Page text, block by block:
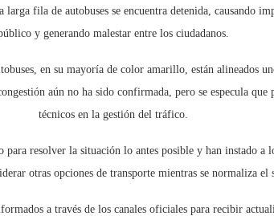
fila de autobuses se encuentra detenida, causando
y generando malestar entre los ciudadanos.
en su mayoría de color amarillo, están alineados
aún no ha sido confirmada, pero se especula que
técnicos en la gestión del tráfico.
para resolver la situación lo antes posible y han instado a
otras opciones de transporte mientras se normaliza el
a través de los canales oficiales para recibir